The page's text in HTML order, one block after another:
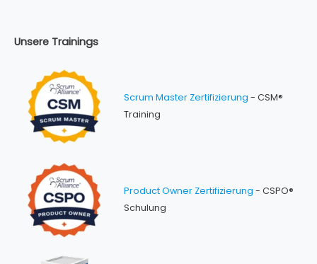
Unsere Trainings
Scrum Master Zertifizierung - CSM®
Training
Product Owner Zertifizierung - CSPO®
Schulung